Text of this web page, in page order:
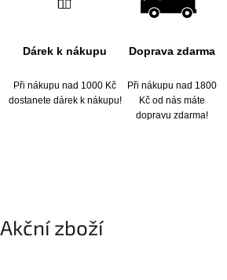
Dárek k nákupu Doprava zdarma
Při nákupu nad 1000 Kč
dostanete dárek k nákupu!
Při nákupu nad 1800
Kč od nás máte
dopravu zdarma!
Akční zboží